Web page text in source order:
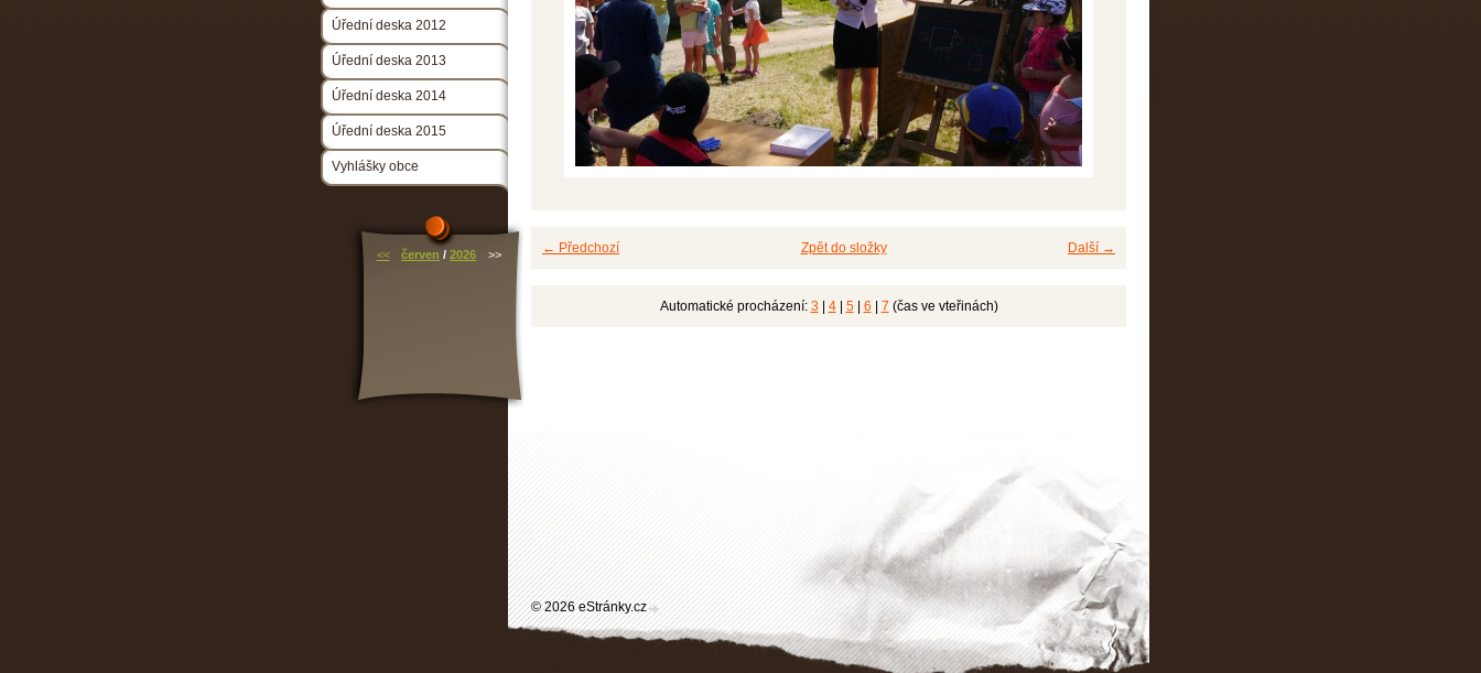
← Předchozí Další →
Zpět do složky
Automatické procházení: 3 4| 5| 6 7 (čas ve vteřinách)
Úřední deska 2012
Úřední deska 2013
Úřední deska 2014
Úřední deska 2015
Vyhlášky obce
<< červen / 2026 >>
© 2026 eStránky.cz